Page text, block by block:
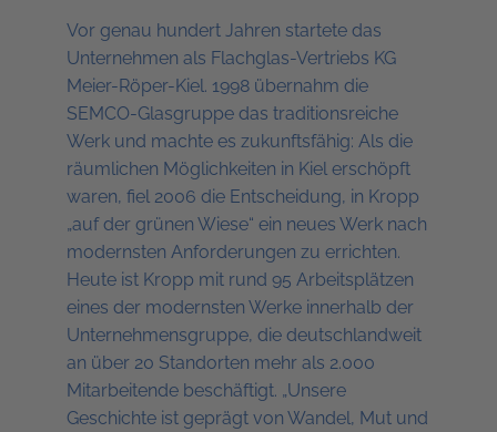
Vor genau hundert Jahren startete das
Unternehmen als Flachglas-Vertriebs KG
Meier-Röper-Kiel. 1998 übernahm die
SEMCO-Glasgruppe das traditionsreiche
Werk und machte es zukunftsfähig: Als die
räumlichen Möglichkeiten in Kiel erschöpft
waren, fiel 2006 die Entscheidung, in Kropp
„auf der grünen Wiese“ ein neues Werk nach
modernsten Anforderungen zu errichten.
Heute ist Kropp mit rund 95 Arbeitsplätzen
eines der modernsten Werke innerhalb der
Unternehmensgruppe, die deutschlandweit
an über 20 Standorten mehr als 2.000
Mitarbeitende beschäftigt. „Unsere
Geschichte ist geprägt von Wandel, Mut und